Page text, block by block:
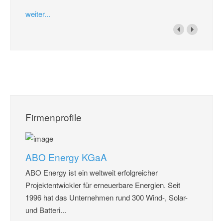
weiter...
Firmenprofile
ABO Energy KGaA
ABO Energy ist ein weltweit erfolgreicher
Projektentwickler für erneuerbare Energien. Seit
1996 hat das Unternehmen rund 300 Wind-, Solar-
und Batteri...